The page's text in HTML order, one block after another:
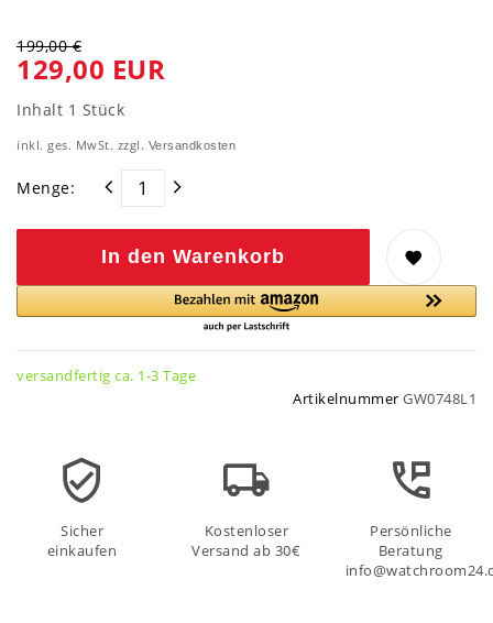
199,00 €
129,00 EUR
Inhalt 1 Stück
inkl. ges. MwSt. zzgl. Versandkosten
Menge:
In den Warenkorb
versandfertig ca. 1-3 Tage
Artikelnummer GW0748L1
Sicher
einkaufen
Kostenloser
Versand ab 30€
Persönliche
Beratung